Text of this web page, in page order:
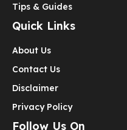
Tips & Guides
Quick Links
About Us
Contact Us
Disclaimer
Privacy Policy
Follow Us On